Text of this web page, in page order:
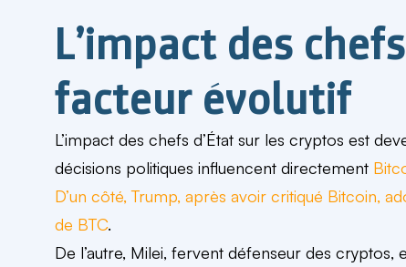
L’impact des
facteur évolutif
L’impact des chefs d’État sur les cryptos est
décisions politiques influencent directement
D’un côté, Trump, après avoir critiqué Bitcoin,
de BTC.
De l’autre, Milei, fervent défenseur des